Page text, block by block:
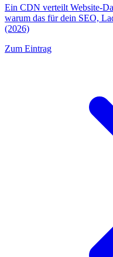
Ein CDN verteilt Website-
warum das für dein SEO,
(2026)
Zum Eintrag